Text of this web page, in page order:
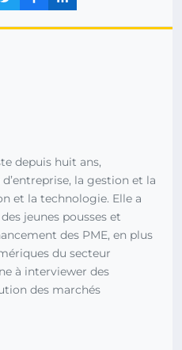
depuis huit ans,
la gestion et la
et la technologie. Elle a
jeunes pousses et
des PME, en plus
du secteur
à interviewer des
des marchés